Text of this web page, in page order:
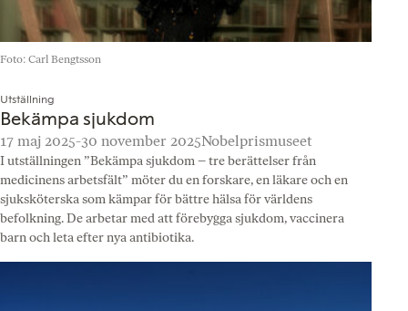
Foto: Carl Bengtsson
Utställning
Bekämpa sjukdom
17 maj 2025-30 november 2025Nobelprismuseet
I utställningen ”Bekämpa sjukdom – tre berättelser från
medicinens arbetsfält” möter du en forskare, en läkare och en
sjuksköterska som kämpar för bättre hälsa för världens
befolkning. De arbetar med att förebygga sjukdom, vaccinera
barn och leta efter nya antibiotika.